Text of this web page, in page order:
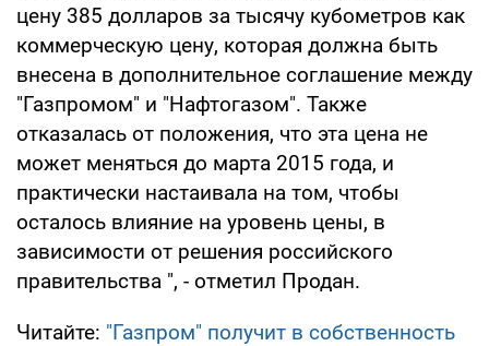
цену 385 долларов за тысячу кубометров как
коммерческую цену, которая должна быть
внесена в дополнительное соглашение между
"Газпромом" и "Нафтогазом". Также
отказалась от положения, что эта цена не
может меняться до марта 2015 года, и
практически настаивала на том, чтобы
осталось влияние на уровень цены, в
зависимости от решения российского
правительства ", - отметил Продан.
Читайте: "Газпром" получит в собственность